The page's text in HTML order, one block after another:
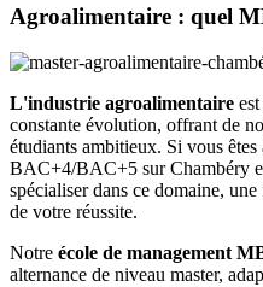
Agroalimentaire : quel
L'industrie agroalimentaire
constante évolution, offrant de
étudiants ambitieux. Si vous
BAC+4/BAC+5 sur Chambéry
spécialiser dans ce domaine,
de votre réussite.
Notre école de management
alternance de niveau master,